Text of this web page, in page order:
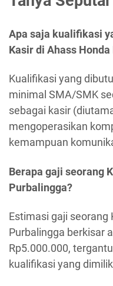
Apa saja kualifikasi
Kasir di Ahass
Kualifikasi yang
minimal SMA/SMK
sebagai kasir
mengoperasikan
kemampuan
Berapa gaji seorang
Purbalingga?
Estimasi gaji seorang
Purbalingga berkisar
Rp5.000.000,
kualifikasi yang